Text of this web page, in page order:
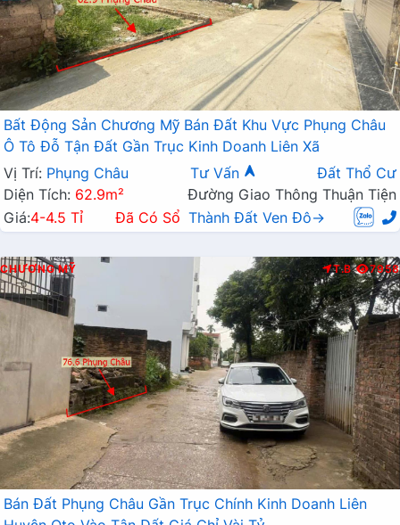
Bất Động Sản Chương Mỹ Bán Đất Khu Vực Phụng Châu
Ô Tô Đỗ Tận Đất Gần Trục Kinh Doanh Liên Xã
Vị Trí: Phụng Châu Tư Vấn
Đất Thổ Cư
Diện Tích: 62.9m²
Đường Giao Thông Thuận Tiện
Giá:4-4.5 Tỉ Đã Có Sổ Thành Đất Ven Đô→
CHƯƠNG MỸ T.B 7958
Bán Đất Phụng Châu Gần Trục Chính Kinh Doanh Liên